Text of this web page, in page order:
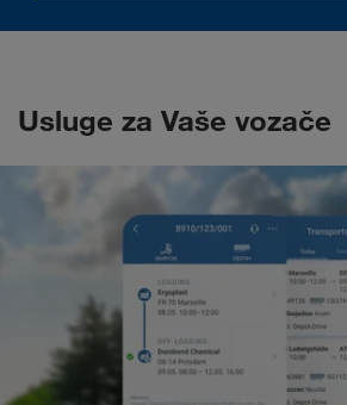
Usluge za Vaše vozače